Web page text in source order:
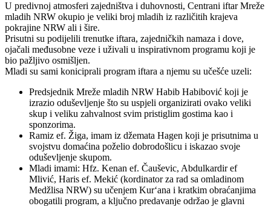
U predivnoj atmosferi zajedništva i duhovnosti, Centrani iftar Mreže
mladih NRW okupio je veliki broj mladih iz različitih krajeva
pokrajine NRW ali i šire.
Prisutni su podijelili trenutke iftara, zajedničkih namaza i dove,
ojačali međusobne veze i uživali u inspirativnom programu koji je
bio pažljivo osmišljen.
Mladi su sami koniciprali program iftara a njemu su učešće uzeli:
Predsjednik Mreže mladih NRW Habib Habibović koji je
izrazio oduševljenje što su uspjeli organizirati ovako veliki
skup i veliku zahvalnost svim pristiglim gostima kao i
sponzorima.
Ramiz ef. Žiga, imam iz džemata Hagen koji je prisutnima u
svojstvu domaćina poželio dobrodošlicu i iskazao svoje
oduševljenje skupom.
Mladi imami: Hfz. Kenan ef. Čauševic, Abdulkardir ef
Mlivić, Haris ef. Mekić (kordinator za rad sa omladinom
Medžlisa NRW) su učenjem Kur‘ana i kratkim obraćanjima
obogatili program, a ključno predavanje održao je glavni